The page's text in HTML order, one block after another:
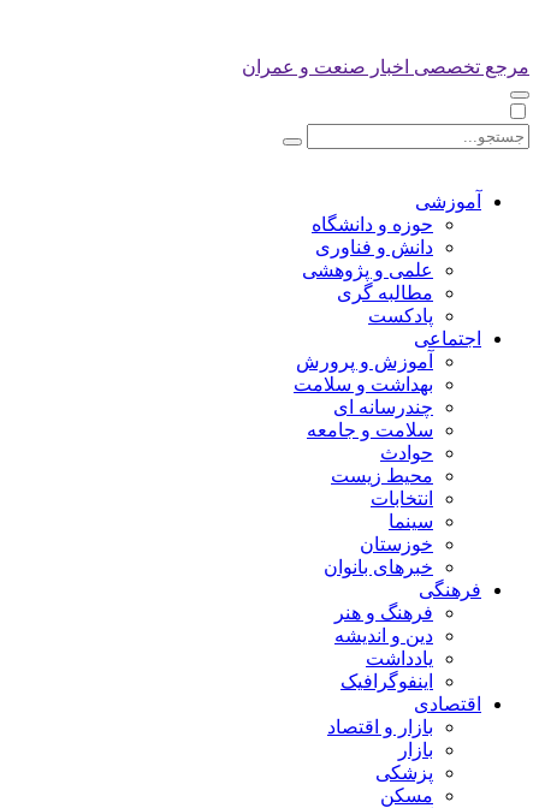
مرجع تخصصی اخبار صنعت و عمران
آموزشی
حوزه و دانشگاه
دانش و فناوری
علمی و پژوهشی
مطالبه گری
پادکست
اجتماعی
آموزش و پرورش
بهداشت و سلامت
چندرسانه ای
سلامت و جامعه
حوادث
محیط زیست
انتخابات
سینما
خوزستان
خبرهای بانوان
فرهنگی
فرهنگ و هنر
دین و اندیشه
یادداشت
اینفوگرافیک
اقتصادی
بازار و اقتصاد
بازار
پزشکی
مسکن